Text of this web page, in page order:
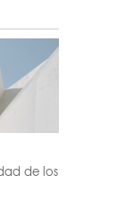
de los